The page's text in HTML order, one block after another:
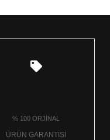
% 100 ORJİNAL
ÜRÜN GARANTİSİ